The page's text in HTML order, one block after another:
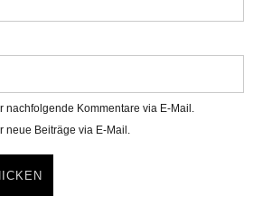
nachfolgende Kommentare via E-Mail.
neue Beiträge via E-Mail.